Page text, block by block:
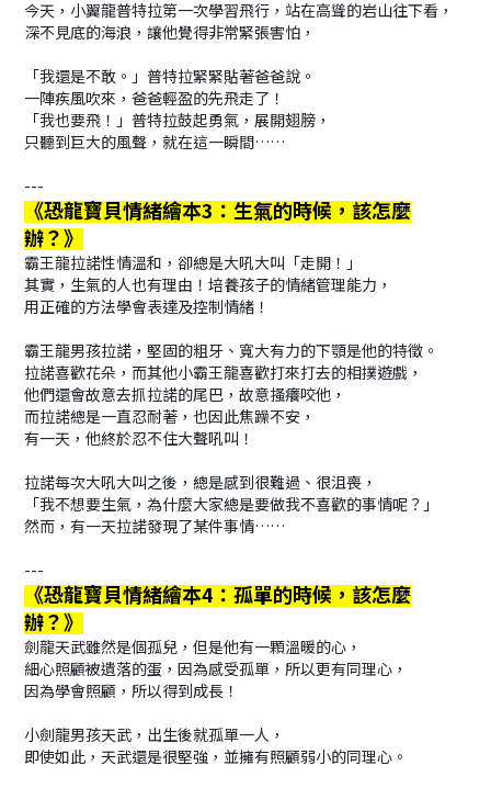
今天，小翼龍普特拉第一次學習飛行，站在高聳的岩山往下看，
深不見底的海浪，讓他覺得非常緊張害怕，
「我還是不敢。」普特拉緊緊貼著爸爸說。
一陣疾風吹來，爸爸輕盈的先飛走了！
「我也要飛！」普特拉鼓起勇氣，展開翅膀，
只聽到巨大的風聲，就在這一瞬間……
---
《恐龍寶貝情緒繪本3：生氣的時候，該怎麼
辦？》
霸王龍拉諾性情溫和，卻總是大吼大叫「走開！」
其實，生氣的人也有理由！培養孩子的情緒管理能力，
用正確的方法學會表達及控制情緒！
霸王龍男孩拉諾，堅固的粗牙、寬大有力的下顎是他的特徵。
拉諾喜歡花朵，而其他小霸王龍喜歡打來打去的相撲遊戲，
他們還會故意去抓拉諾的尾巴，故意搔癢咬他，
而拉諾總是一直忍耐著，也因此焦躁不安，
有一天，他終於忍不住大聲吼叫！
拉諾每次大吼大叫之後，總是感到很難過、很沮喪，
「我不想要生氣，為什麼大家總是要做我不喜歡的事情呢？」
然而，有一天拉諾發現了某件事情……
---
《恐龍寶貝情緒繪本4：孤單的時候，該怎麼
辦？》
劍龍天武雖然是個孤兒，但是他有一顆溫暖的心，
細心照顧被遺落的蛋，因為感受孤單，所以更有同理心，
因為學會照顧，所以得到成長！
小劍龍男孩天武，出生後就孤單一人，
即使如此，天武還是很堅強，並擁有照顧弱小的同理心。